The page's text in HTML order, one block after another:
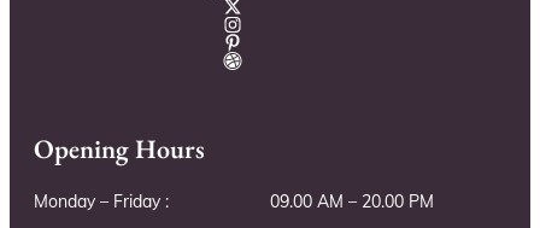
Opening Hours
Monday – Friday :
09.00 AM – 20.00 PM